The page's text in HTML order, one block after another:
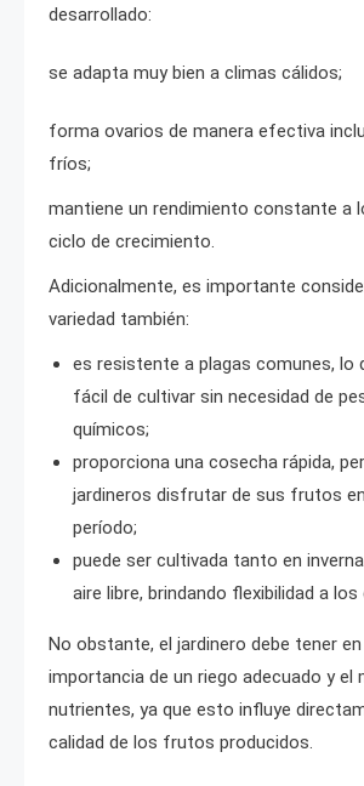
desarrollado:
se adapta muy bien a climas cálidos;
forma ovarios de manera efectiva
fríos;
mantiene un rendimiento constante a
ciclo de crecimiento.
Adicionalmente, es importante
variedad también:
es resistente a plagas comunes, lo
fácil de cultivar sin necesidad de
químicos;
proporciona una cosecha rápida,
jardineros disfrutar de sus frutos
período;
puede ser cultivada tanto en
aire libre, brindando flexibilidad a
No obstante, el jardinero debe tener
importancia de un riego adecuado y el
nutrientes, ya que esto influye
calidad de los frutos producidos.